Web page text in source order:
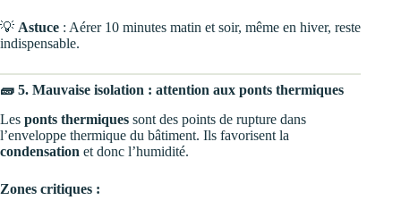
💡 Astuce : Aérer 10 minutes matin et soir, même en hiver, reste
indispensable.
🧱 5. Mauvaise isolation : attention aux ponts thermiques
Les ponts thermiques sont des points de rupture dans
l’enveloppe thermique du bâtiment. Ils favorisent la
condensation et donc l’humidité.
Zones critiques :